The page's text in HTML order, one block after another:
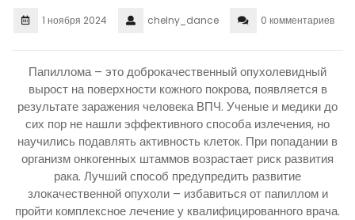
1 ноября 2024 chelny_dance 0 комментариев
Папиллома – это доброкачественный опухолевидный
вырост на поверхности кожного покрова, появляется в
результате заражения человека ВПЧ. Ученые и медики до
сих пор не нашли эффективного способа излечения, но
научились подавлять активность клеток. При попадании в
организм онкогенных штаммов возрастает риск развития
рака. Лучший способ предупредить развитие
злокачественной опухоли – избавиться от папиллом и
пройти комплексное лечение у квалифицированного врача.